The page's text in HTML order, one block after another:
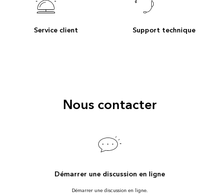
Service client Support technique
Nous contacter
Démarrer une discussion en ligne
Démarrer une discussion en ligne.